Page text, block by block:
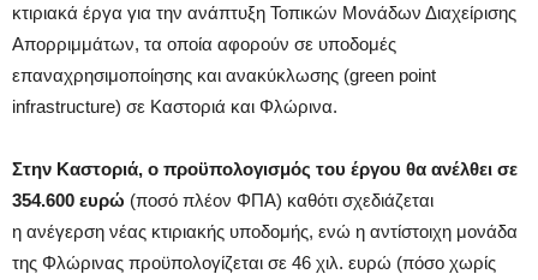
κτιριακά έργα για την ανάπτυξη Τοπικών Μονάδων Διαχείρισης
Απορριμμάτων, τα οποία αφορούν σε υποδομές
επαναχρησιμοποίησης και ανακύκλωσης (green point
infrastructure) σε Καστοριά και Φλώρινα.
Στην Καστοριά, ο προϋπολογισμός του έργου θα ανέλθει σε
354.600 ευρώ (ποσό πλέον ΦΠΑ) καθότι σχεδιάζεται
η ανέγερση νέας κτιριακής υποδομής, ενώ η αντίστοιχη μονάδα
της Φλώρινας προϋπολογίζεται σε 46 χιλ. ευρώ (πόσο χωρίς